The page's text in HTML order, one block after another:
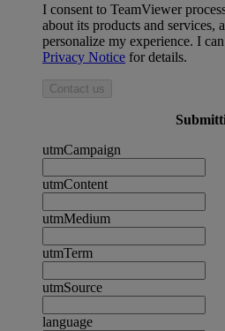
I consent to TeamViewer
about its products and services,
personalize my experience. I
Privacy Notice for details.
Contact us
utmCampaign
utmContent
utmMedium
utmTerm
utmSource
language